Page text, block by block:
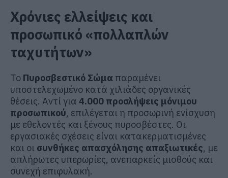
Χρόνιες ελλείψεις και
προσωπικό «πολλαπλών
ταχυτήτων»
Το Πυροσβεστικό Σώμα παραμένει
υποστελεχωμένο κατά χιλιάδες οργανικές
θέσεις. Αντί για 4.000 προσλήψεις μόνιμου
προσωπικού, επιλέγεται η προσωρινή ενίσχυση
με εθελοντές και ξένους πυροσβέστες. Οι
εργασιακές σχέσεις είναι κατακερματισμένες
και οι συνθήκες απασχόλησης απαξιωτικές, με
απλήρωτες υπερωρίες, ανεπαρκείς μισθούς και
συνεχή επιφυλακή.